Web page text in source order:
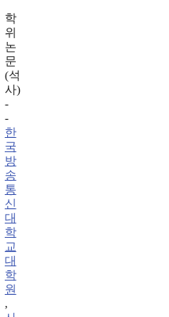
학
위
논
문
(석
사)
-
-
한
국
방
송
통
신
대
학
교
대
학
원
,